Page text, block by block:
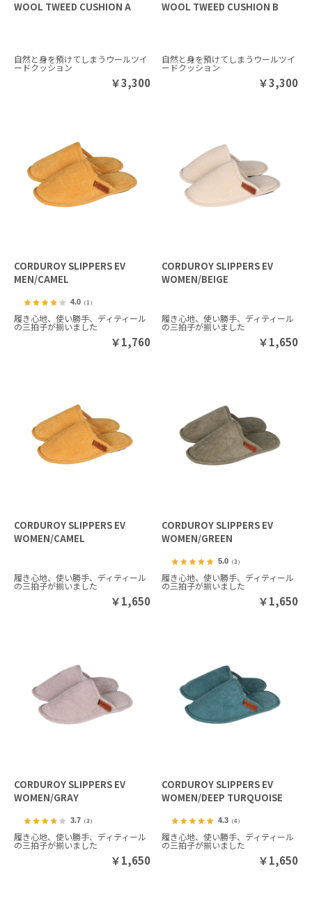
WOOL TWEED CUSHION A
自然と身を預けてしまうウールツイ
ードクッション
￥3,300
WOOL TWEED CUSHION B
自然と身を預けてしまうウールツイ
ードクッション
￥3,300
CORDUROY SLIPPERS EV
MEN/CAMEL
4.0（1）
履き心地、使い勝手、ディティール
の三拍子が揃いました
￥1,760
CORDUROY SLIPPERS EV
WOMEN/BEIGE
履き心地、使い勝手、ディティール
の三拍子が揃いました
￥1,650
CORDUROY SLIPPERS EV
WOMEN/CAMEL
履き心地、使い勝手、ディティール
の三拍子が揃いました
￥1,650
CORDUROY SLIPPERS EV
WOMEN/GREEN
5.0 （3）
履き心地、使い勝手、ディティール
の三拍子が揃いました
￥1,650
CORDUROY SLIPPERS EV
WOMEN/GRAY
3.7（3）
履き心地、使い勝手、ディティール
の三拍子が揃いました
￥1,650
CORDUROY SLIPPERS EV
WOMEN/DEEP TURQUOISE
4.3 （4）
履き心地、使い勝手、ディティール
の三拍子が揃いました
￥1,650